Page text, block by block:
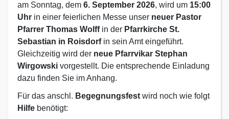
am Sonntag, dem 6. September 2026, wird um 15:00
Uhr in einer feierlichen Messe unser neuer Pastor
Pfarrer Thomas Wolffin der Pfarrkirche St.
Sebastian in Roisdorfin sein Amt eingeführt.
Gleichzeitig wird der neue Pfarrvikar Stephan
Wirgowski vorgestellt. Die entsprechende Einladung
dazu finden Sie im Anhang.
Für das anschl. Begegnungsfestwird noch wie folgt
Hilfe benötigt: